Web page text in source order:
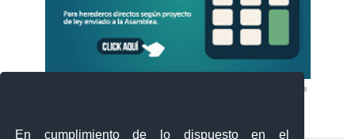
En cumplimiento de lo dispuesto en el